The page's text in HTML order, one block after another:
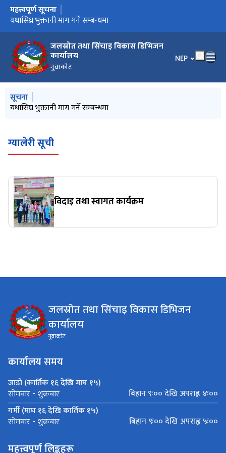
जलस्रोत तथा सिंचाइ विकास डिभिजन
कार्यालय
नुवाकोट
भाषा चयन गर्नुहोस्
NEP
मुख्य नेभिगेसनमा जानुहोस्
महत्त्वपूर्ण सूचना
Notification of Award
यथासिघ्र भुक्तानी माग गर्ने सम्बन्धमा
आर्थिक प्रस्ताव खोल्ने सम्बन्धी सूचना
सिलबन्दी दरभाउपत्र आव्हानको सूचना
मुख्य नेभिगेसनमा जानुहोस्
सूचना
यथासिघ्र भुक्तानी माग गर्ने सम्बन्धमा
ग्यालेरी सूची
विदाइ तथा स्वागत कार्यक्रम
जलस्रोत तथा सिंचाइ विकास डिभिजन
कार्यालय
नुवाकोट
कार्यालय समय
जाडो (कार्तिक १६ देखि माघ १५)
सोमबार - शुक्रबार
बिहान ९ः०० देखि अपराह्न ४ः००
गर्मी (माघ १६ देखि कार्तिक १५)
सोमबार - शुक्रबार बिहान ९ः०० देखि अपराह्न ५ः००
महत्त्वपूर्ण लिङ्कहरू